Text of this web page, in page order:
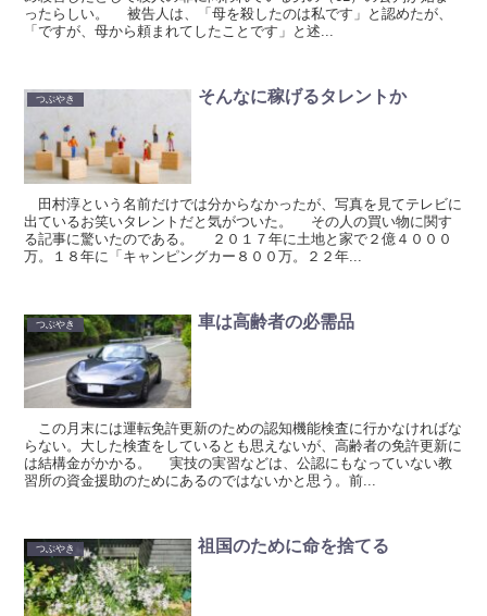
ったらしい。 被告人は、「母を殺したのは私です」と認めたが、
「ですが、母から頼まれてしたことです」と述...
つぶやき そんなに稼げるタレントか
田村淳という名前だけでは分からなかったが、写真を見てテレビに
出ているお笑いタレントだと気がついた。 その人の買い物に関す
る記事に驚いたのである。 ２０１７年に土地と家で２億４０００
万。１８年に「キャンピングカー８００万。２２年...
つぶやき 車は高齢者の必需品
この月末には運転免許更新のための認知機能検査に行かなければな
らない。大した検査をしているとも思えないが、高齢者の免許更新に
は結構金がかかる。 実技の実習などは、公認にもなっていない教
習所の資金援助のためにあるのではないかと思う。前...
つぶやき 祖国のために命を捨てる